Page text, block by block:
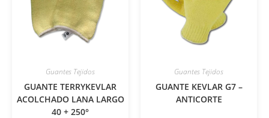
Guantes Tejidos
GUANTE TERRYKEVLAR
ACOLCHADO LANA LARGO
40 + 250°
Guantes Tejidos
GUANTE KEVLAR G7 –
ANTICORTE